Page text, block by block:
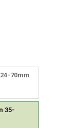
70mm
35-